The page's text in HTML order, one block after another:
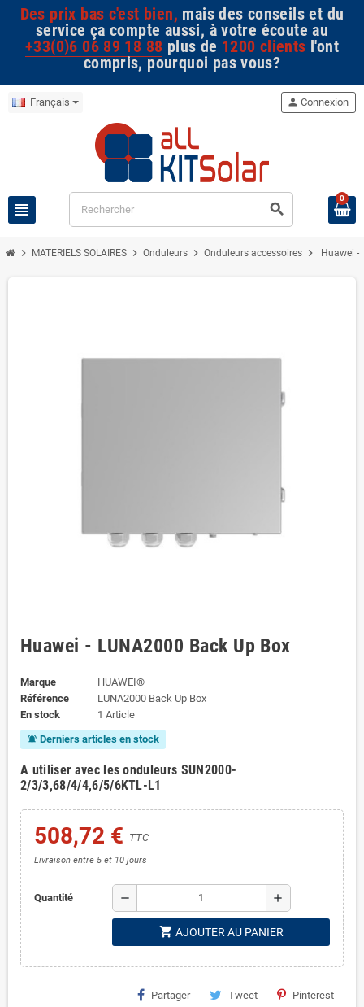
Des prix bas c'est bien, mais des conseils et du
service ça compte aussi, à votre écoute au
+33(0)6 06 89 18 88 plus de 1200 clients l'ont
compris, pourquoi pas vous?
Français
view_headline search
person Connexion
0
chevron_right MATERIELS SOLAIRES chevron_right Onduleurs chevron_right Onduleurs accessoires chevron_right Huawei -
Huawei - LUNA2000 Back Up Box
Marque
HUAWEI®
Référence
LUNA2000 Back Up Box
En stock
1 Article
notifications_active Derniers articles en stock
A utiliser avec les onduleurs SUN2000-
2/3/3,68/4/4,6/5/6KTL-L1
508,72 € TTC
Livraison entre 5 et 10 jours
Quantité remove add
shopping_cart AJOUTER AU PANIER
Partager Tweet Pinterest